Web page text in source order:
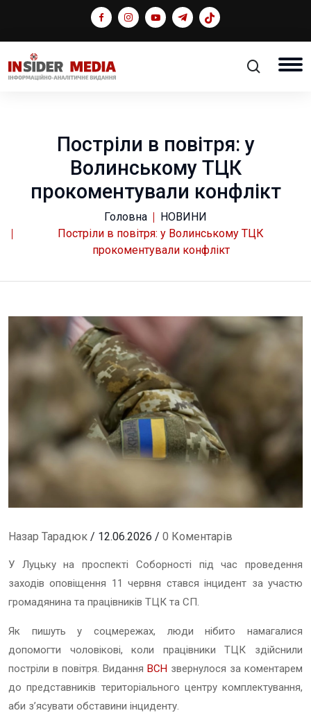
Постріли в повітря: у
Волинському ТЦК
прокоментували конфлікт
Головна
НОВИНИ
Постріли в повітря: у Волинському ТЦК
прокоментували конфлікт
Назар Тарадюк / 12.06.2026 / 0 Коментарів
У Луцьку на проспекті Соборності під час проведення
заходів оповіщення 11 червня стався інцидент за участю
громадянина та працівників ТЦК та СП.
Як пишуть у соцмережах, люди нібито намагалися
допомогти чоловікові, коли працівники ТЦК здійснили
постріли в повітря. Видання ВСН звернулося за коментарем
до представників територіального центру комплектування,
аби з’ясувати обставини інциденту.